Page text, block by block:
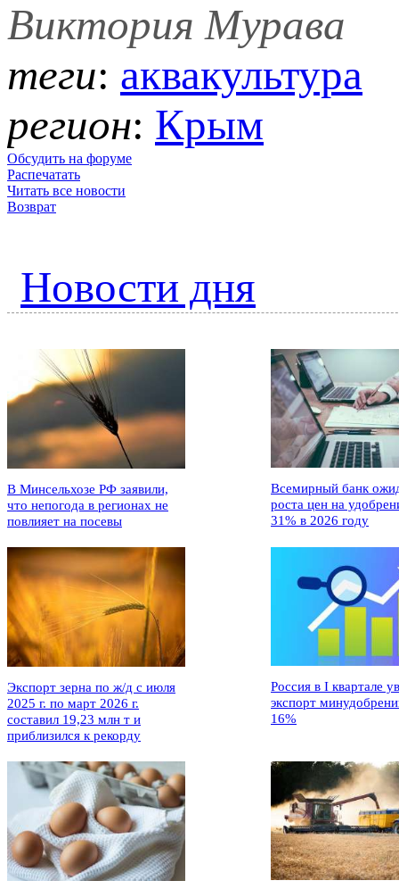
Виктория Мурава
теги: аквакультура
регион: Крым
Обсудить на форуме
Распечатать
Читать все новости
Возврат
Новости дня
В Минсельхозе РФ заявили,
что непогода в регионах не
повлияет на посевы
Всемирный банк
роста цен на
31% в 2026 году
Экспорт зерна по ж/д с июля
2025 г. по март 2026 г.
составил 19,23 млн т и
приблизился к рекорду
Россия в I квартале
экспорт
16%